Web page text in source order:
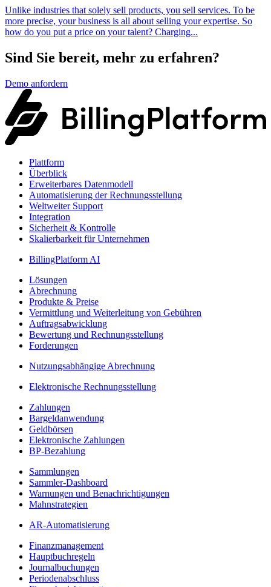
Unlike industries that solely sell products, you sell services. To be
more precise, your business is all about selling your expertise. So
how do you put a price on your talent? Charging...
Sind Sie bereit, mehr zu erfahren?
Demo anfordern
Plattform
Überblick
Erweiterbares Datenmodell
Automatisierung der Rechnungsstellung
Weltweiter Support
Integration
Sicherheit & Kontrolle
Skalierbarkeit für Unternehmen
BillingPlatform AI
Lösungen
Abrechnung
Produkte & Preise
Vermittlung und Weiterleitung von Gebühren
Auftragsabwicklung
Bewertung und Rechnungsstellung
Forderungen
Nutzungsabhängige Abrechnung
Elektronische Rechnungsstellung
Zahlungen
Bargeldanwendung
Geldbörsen
Elektronische Zahlungen
BP-Bezahlung
Sammlungen
Sammler-Dashboard
Warnungen und Benachrichtigungen
Mahnstrategien
AR-Automatisierung
Finanzmanagement
Hauptbuchregeln
Journalbuchungen
Periodenabschluss